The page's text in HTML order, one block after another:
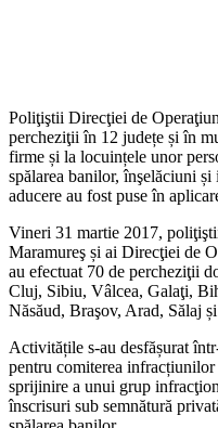
Poliţiştii Direcţiei de
percheziţii în 12 județe și în
firme și la locuințele unor
spălarea banilor, înşelăciuni
aducere au fost puse în
Vineri 31 martie 2017,
Maramureş și ai Direcţiei de
au efectuat 70 de percheziţii
Cluj, Sibiu, Vâlcea, Galaţi,
Năsăud, Braşov, Arad, Sălaj
Activitățile s-au desfășurat
pentru comiterea infracțiunilor
sprijinire a unui grup
înscrisuri sub semnătură